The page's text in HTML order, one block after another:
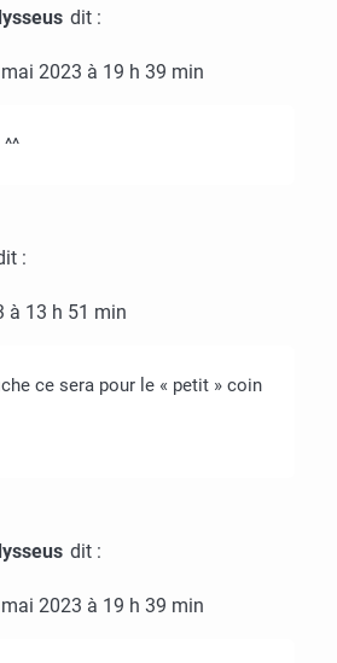
dit :
2023 à 19 h 39 min
:
à 13 h 51 min
ce sera pour le « petit » coin
dit :
2023 à 19 h 39 min